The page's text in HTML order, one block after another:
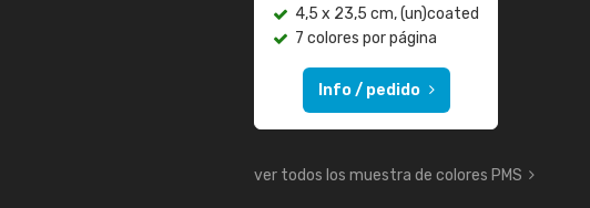
4,5 x 23,5 cm, (un)coated
7 colores por página
Info / pedido
ver todos los muestra de colores PMS